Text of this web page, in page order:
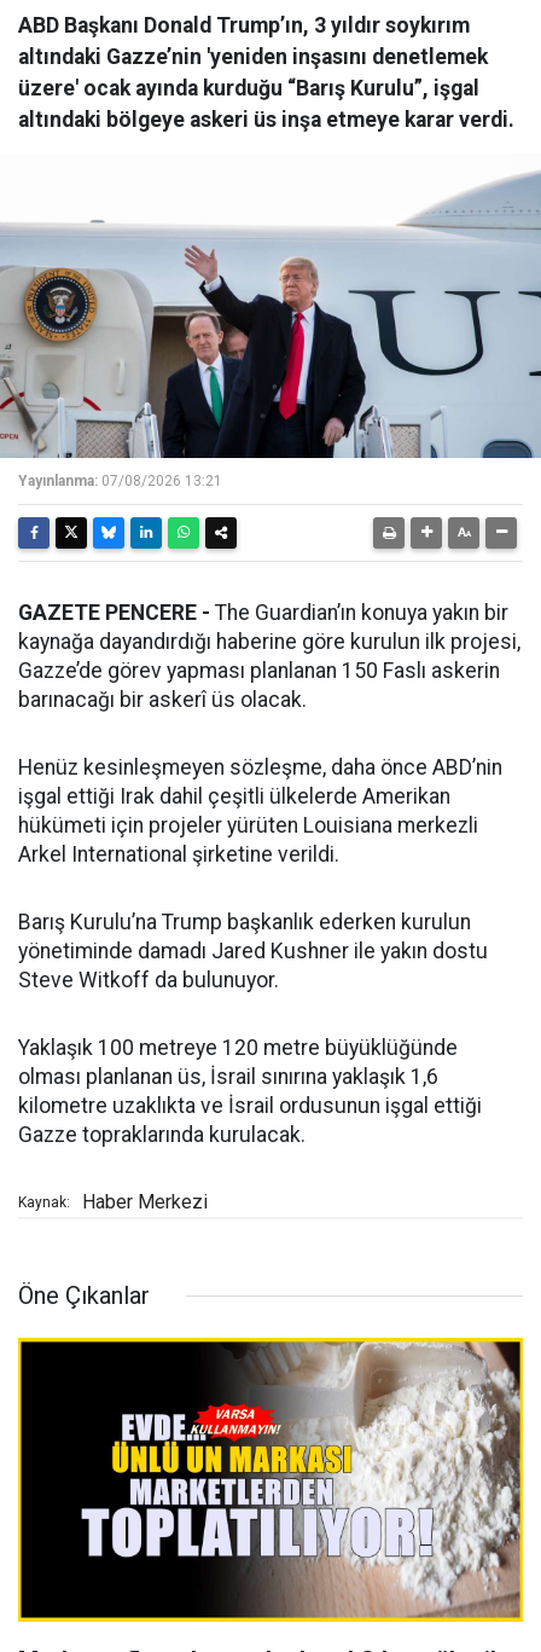
ABD Başkanı Donald Trump’ın, 3 yıldır soykırım
altındaki Gazze’nin 'yeniden inşasını denetlemek
üzere' ocak ayında kurduğu “Barış Kurulu”, işgal
altındaki bölgeye askeri üs inşa etmeye karar verdi.
Yayınlanma: 07/08/2026 13:21
GAZETE PENCERE - The Guardian’ın konuya yakın bir
kaynağa dayandırdığı haberine göre kurulun ilk projesi,
Gazze’de görev yapması planlanan 150 Faslı askerin
barınacağı bir askerî üs olacak.
Henüz kesinleşmeyen sözleşme, daha önce ABD’nin
işgal ettiği Irak dahil çeşitli ülkelerde Amerikan
hükümeti için projeler yürüten Louisiana merkezli
Arkel International şirketine verildi.
Barış Kurulu’na Trump başkanlık ederken kurulun
yönetiminde damadı Jared Kushner ile yakın dostu
Steve Witkoff da bulunuyor.
Yaklaşık 100 metreye 120 metre büyüklüğünde
olması planlanan üs, İsrail sınırına yaklaşık 1,6
kilometre uzaklıkta ve İsrail ordusunun işgal ettiği
Gazze topraklarında kurulacak.
Kaynak: Haber Merkezi
Öne Çıkanlar